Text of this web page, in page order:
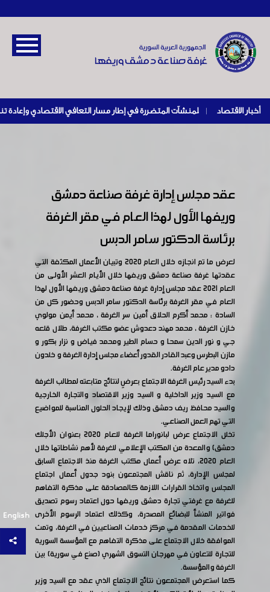
أخبار الاقتصاد |
English
عقد مجلس إدارة غرفة صناعة دمشق
وريفها الأول لهذا العام في مقر الغرفة
برئاسة الدكتور سامر الدبس
لعرض ما تم انجازه خلال العام 2020 وتبيان الأعمال المكثفة التي
عقدتها غرفة صناعة دمشق وريفها خلال الأيام العشر الأولى من
العام 2021 عقد مجلس إدارة غرفة صناعة دمشق وريفها الأول لهذا
العام في مقر الغرفة برئاسة الدكتور سامر الدبس وحضور كل من
السادة : محمد أكرم الحلاق أمين سر الغرفة ، محمد أيمن مولوي
خازن الغرفة ، محمد مهند دعدوش عضو مكتب الغرفة، طلال قلعه
جي و نور الدين سمحا و حسام الطير ومحمد فياض و نزار بكور و
مازن البطرس وعبد القادر القدور أعضاء مجلس إدارة الغرفة و خلدون
دادو مدير عام الغرفة.
بدء السيد رئيس الغرفة الاجتماع بعرضٍ لنتائج متابعته لمطالب الغرفة
مع السيد وزير الداخلية و السيد وزير الاقتصاد والتجارة الخارجية
والسيد محافظ ريف دمشق وذلك لإيجاد الحلول المناسبة للمواضيع
التي تهم العمل الصناعي.
تخلل الاجتماع عرض لبانوراما الغرفة للعام 2020 بعنوان (لأجلك
دمشق) والمعدة من المكتب الإعلامي للغرفة لأهم نشاطاتها خلال
العام 2020، تلاه عرض أعمال مكتب الغرفة منذ الاجتماع السابق
لمجلس الإدارة، ثم ناقش المجتمعون بنود جدول أعمال اجتماع
المجلس واتخاذ القرارات اللازمة كالمصادقة على مذكرة التفاهم
للغرفة مع غرفتي تجارة دمشق وريفها حول اعتماد رسوم تصديق
فواتير المنشأ للبضائع المصدرة، وكذلك اعتماد الرسوم الأخرى
للخدمات المقدمة في مركز خدمات الصناعيين في الغرفة، وتمت
الموافقة خلال الاجتماع على مذكرة التفاهم مع المؤسسة السورية
للتجارة للتعاون في مهرجان التسوق الشهري (صنع في سورية) بين
الغرفة والمؤسسة.
كما استعرض المجتمعون نتائج الاجتماع الذي عقد مع السيد وزير